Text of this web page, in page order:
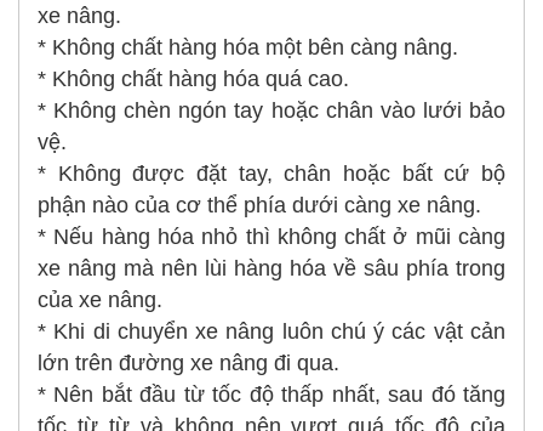
xe nâng.
* Không chất hàng hóa một bên càng nâng.
* Không chất hàng hóa quá cao.
* Không chèn ngón tay hoặc chân vào lưới bảo
vệ.
* Không được đặt tay, chân hoặc bất cứ bộ
phận nào của cơ thể phía dưới càng xe nâng.
* Nếu hàng hóa nhỏ thì không chất ở mũi càng
xe nâng mà nên lùi hàng hóa về sâu phía trong
của xe nâng.
* Khi di chuyển xe nâng luôn chú ý các vật cản
lớn trên đường xe nâng đi qua.
* Nên bắt đầu từ tốc độ thấp nhất, sau đó tăng